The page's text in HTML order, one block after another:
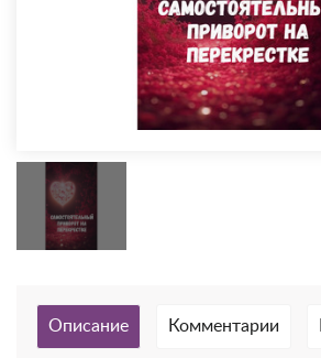
Описание Комментарии